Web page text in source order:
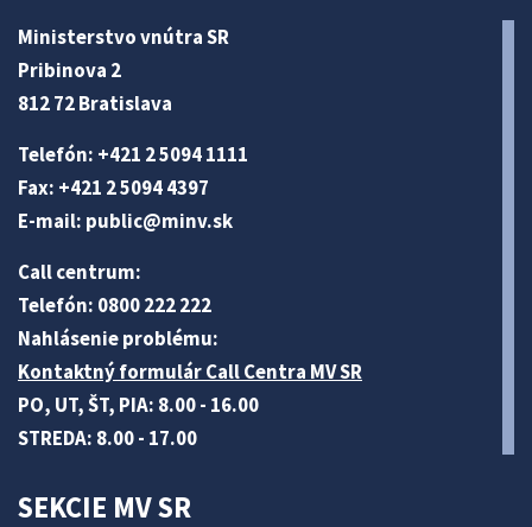
Ministerstvo vnútra SR
Pribinova 2
812 72 Bratislava
Telefón: +421 2 5094 1111
Fax: +421 2 5094 4397
E-mail: public@minv.sk
Call centrum:
Telefón: 0800 222 222
Nahlásenie problému:
Kontaktný formulár Call Centra MV SR
PO, UT, ŠT, PIA: 8.00 - 16.00
STREDA: 8.00 - 17.00
SEKCIE MV SR